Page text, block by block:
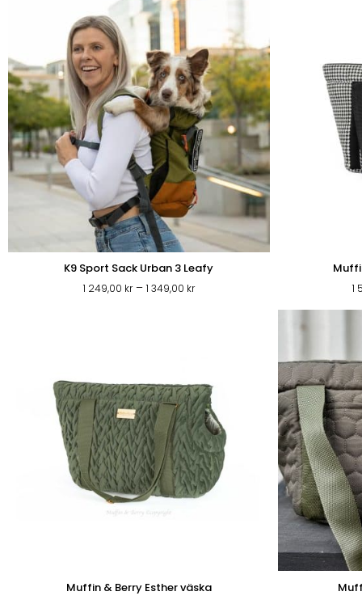
099,00 kr
K9 Sport Sack Urban 3 Leafy
1 249,00 kr – 1 349,00 krPrisintervall:
1
Muffin & Berry Esther väska